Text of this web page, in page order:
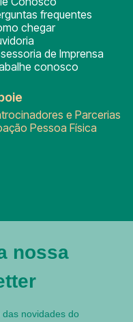
frequentes
chegar
de Imprensa
conosco
e Parcerias
Pessoa Física